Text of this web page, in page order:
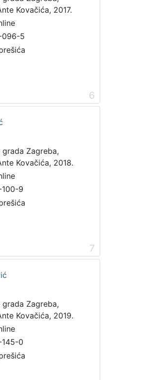
Kovačića, 2017.
096-5
6
Zagreba,
Kovačića, 2018.
9
7
Zagreba,
Kovačića, 2019.
0